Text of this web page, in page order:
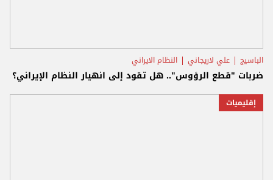
الباسيج علي لاريجاني النظام الايراني
ضربات "قطع الرؤوس".. هل تقود إلى انهيار النظام الإيراني؟
إقليميات